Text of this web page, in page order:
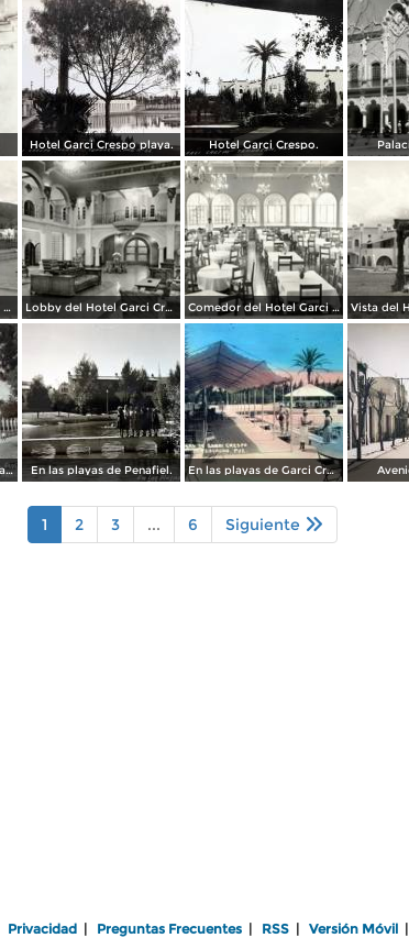
Hotel Garci Crespo playa. Hotel Garci Crespo.
Playa (alberca) del Hotel Garci Crespo Lobby del Hotel Garci Crespo Comedor del Hotel Garci Crespo
Palacio Federal y catedral ( Circulada el 23 de Marzo de 1938 ). En las playas de Penafiel. En las playas de Garci Crespo.
1 2 3 ... 6 Siguiente
Privacidad Preguntas Frecuentes RSS Versión Móvil